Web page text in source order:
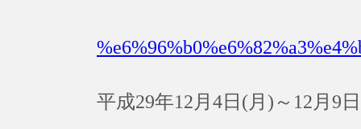
平成29年12月4日(月)～12月9